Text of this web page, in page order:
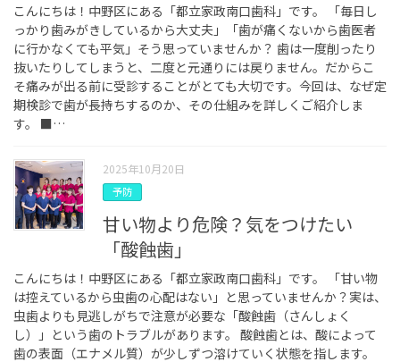
こんにちは！中野区にある「都立家政南口歯科」です。 「毎日し
っかり歯みがきしているから大丈夫」「歯が痛くないから歯医者
に行かなくても平気」そう思っていませんか？ 歯は一度削ったり
抜いたりしてしまうと、二度と元通りには戻りません。だからこ
そ痛みが出る前に受診することがとても大切です。今回は、なぜ定
期検診で歯が長持ちするのか、その仕組みを詳しくご紹介しま
す。 ■…
2025年10月20日
予防
甘い物より危険？気をつけたい
「酸蝕歯」
こんにちは！中野区にある「都立家政南口歯科」です。 「甘い物
は控えているから虫歯の心配はない」と思っていませんか？実は、
虫歯よりも見逃しがちで注意が必要な「酸蝕歯（さんしょく
し）」という歯のトラブルがあります。 酸蝕歯とは、酸によって
歯の表面（エナメル質）が少しずつ溶けていく状態を指します。